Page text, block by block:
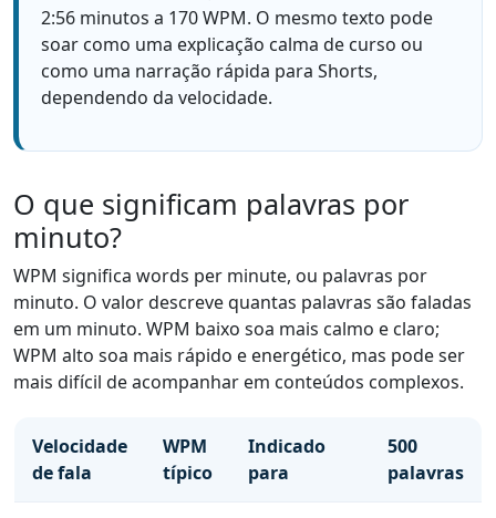
2:56 minutos a 170 WPM. O mesmo texto pode
soar como uma explicação calma de curso ou
como uma narração rápida para Shorts,
dependendo da velocidade.
O que significam palavras por
minuto?
WPM significa words per minute, ou palavras por
minuto. O valor descreve quantas palavras são faladas
em um minuto. WPM baixo soa mais calmo e claro;
WPM alto soa mais rápido e energético, mas pode ser
mais difícil de acompanhar em conteúdos complexos.
Velocidade
de fala
WPM
típico
Indicado
para
500
palavras